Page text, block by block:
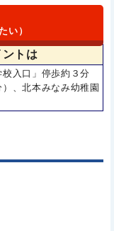
い）
トは
入口」停歩約３分
、北本みなみ幼稚園